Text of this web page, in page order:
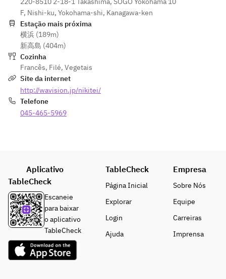
ンバー
グ）
（8月
香川県
産オリ
ーブ豚
のロー
スト）
■デザ
ート
セージ
プレー
トご希
望の方
は内容
をご入
さい）
■食後
入力くだ
県産オ
リーブ
牛ラン
プステ
ーキ
80g　山
葵とフ
ォンド
ボーソ
ース
■デザ
おすす
めデザ
ート
（メッ
セージ
プレー
トご希
望の方
は内容
ソース
(産地は
望の方は
内容をご
さい）
■食後
ー or 紅茶
F, Nishi-ku, Yokohama-shi, Kanagawa-ken
Estação mais próxima
横浜 (189m)
新高島 (404m)
Cozinha
Francês, Filé, Vegetais
Site da internet
http://wavision.jp/nikitei/
Telefone
045-465-5969
Aplicativo
TableCheck
Escaneie
para baixar
o aplicativo
TableCheck
TableCheck
Página Inicial
Explorar
Login
Ajuda
Empresa
Sobre Nós
Equipe
Carreiras
Imprensa